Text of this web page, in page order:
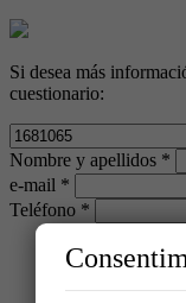
Si desea más
cuestionario:
Nombre y apellidos *
e-mail *
Teléfono *